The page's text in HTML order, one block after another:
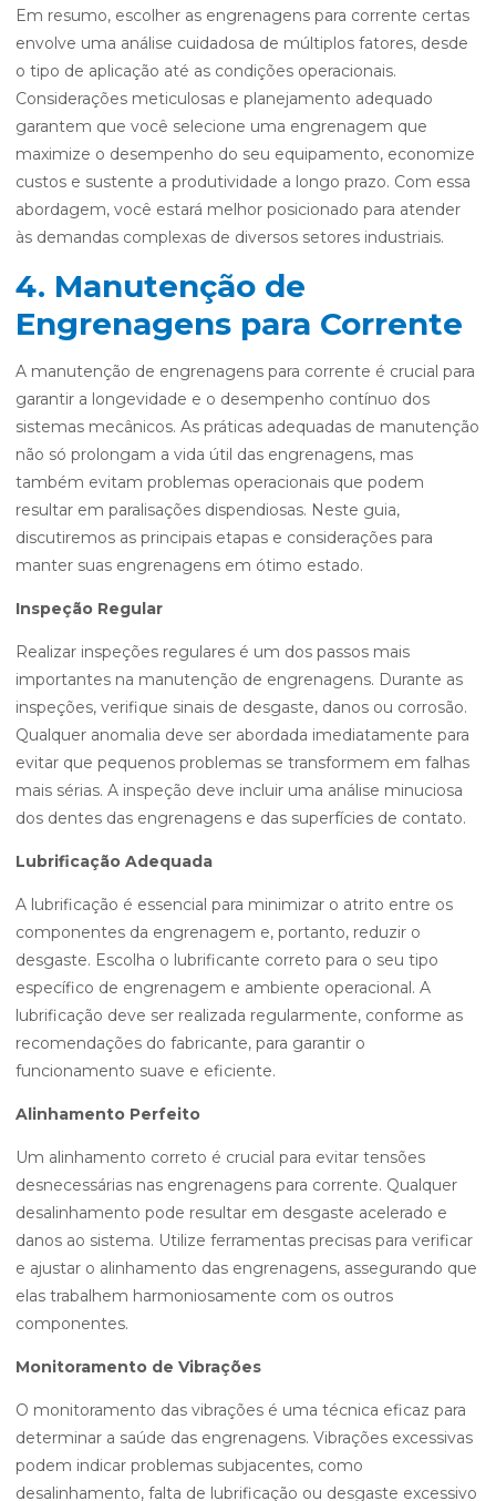
Em resumo, escolher as engrenagens para corrente certas
envolve uma análise cuidadosa de múltiplos fatores, desde
o tipo de aplicação até as condições operacionais.
Considerações meticulosas e planejamento adequado
garantem que você selecione uma engrenagem que
maximize o desempenho do seu equipamento, economize
custos e sustente a produtividade a longo prazo. Com essa
abordagem, você estará melhor posicionado para atender
às demandas complexas de diversos setores industriais.
4. Manutenção de
Engrenagens para Corrente
A manutenção de engrenagens para corrente é crucial para
garantir a longevidade e o desempenho contínuo dos
sistemas mecânicos. As práticas adequadas de manutenção
não só prolongam a vida útil das engrenagens, mas
também evitam problemas operacionais que podem
resultar em paralisações dispendiosas. Neste guia,
discutiremos as principais etapas e considerações para
manter suas engrenagens em ótimo estado.
Inspeção Regular
Realizar inspeções regulares é um dos passos mais
importantes na manutenção de engrenagens. Durante as
inspeções, verifique sinais de desgaste, danos ou corrosão.
Qualquer anomalia deve ser abordada imediatamente para
evitar que pequenos problemas se transformem em falhas
mais sérias. A inspeção deve incluir uma análise minuciosa
dos dentes das engrenagens e das superfícies de contato.
Lubrificação Adequada
A lubrificação é essencial para minimizar o atrito entre os
componentes da engrenagem e, portanto, reduzir o
desgaste. Escolha o lubrificante correto para o seu tipo
específico de engrenagem e ambiente operacional. A
lubrificação deve ser realizada regularmente, conforme as
recomendações do fabricante, para garantir o
funcionamento suave e eficiente.
Alinhamento Perfeito
Um alinhamento correto é crucial para evitar tensões
desnecessárias nas engrenagens para corrente. Qualquer
desalinhamento pode resultar em desgaste acelerado e
danos ao sistema. Utilize ferramentas precisas para verificar
e ajustar o alinhamento das engrenagens, assegurando que
elas trabalhem harmoniosamente com os outros
componentes.
Monitoramento de Vibrações
O monitoramento das vibrações é uma técnica eficaz para
determinar a saúde das engrenagens. Vibrações excessivas
podem indicar problemas subjacentes, como
desalinhamento, falta de lubrificação ou desgaste excessivo